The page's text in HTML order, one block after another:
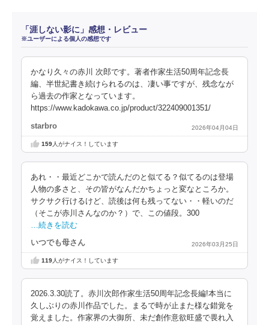
「涯しない影に」感想・レビュー
※ユーザーによる個人の感想です
かなり久々の赤川 次郎です。著者作家生活50周年記念長
編、半世紀書き続けられるのは、凄い事ですが、残念なが
ら過去の作家となっています。
https://www.kadokawa.co.jp/product/322409001351/
starbro 2026年04月04日
159人がナイス！しています
あれ・・最近どこかで読んだのと似てる？似てるのは登場
人物の多さと、その皆がなんだかちょっと変なところか。
サクサク行けるけど、読後は何も残ってない・・軽いのだ
（そこが赤川さんなのか？）で、この値段。300
…続きを読む
いつでも母さん 2026年03月25日
119人がナイス！しています
2026.3.30読了。赤川次郎作家生活50周年記念長編!本当に
久しぶりの赤川作品でした。まるで時が止また様な錯覚を
覚えました。作家界の大御所、未だ創作意欲旺盛で畏れ入